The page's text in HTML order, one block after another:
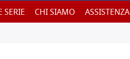
SERIE CHI SIAMO ASSISTENZA